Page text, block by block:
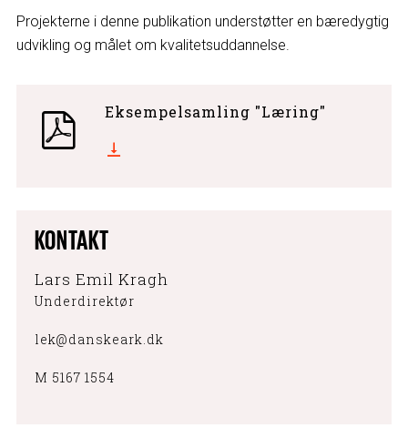
Projekterne i denne publikation understøtter en bæredygtig
udvikling og målet om kvalitetsuddannelse.
Eksempelsamling "Læring"
KONTAKT
Lars Emil Kragh
Underdirektør
lek@danskeark.dk
M 5167 1554